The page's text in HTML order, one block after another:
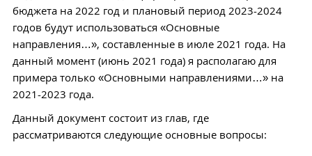
бюджета на 2022 год и плановый период 2023-2024
годов будут использоваться «Основные
направления…», составленные в июле 2021 года. На
данный момент (июнь 2021 года) я располагаю для
примера только «Основными направлениями…» на
2021-2023 года.
Данный документ состоит из глав, где
рассматриваются следующие основные вопросы: